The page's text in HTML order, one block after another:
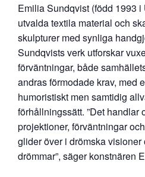
Emilia Sundqvist (född 1993
utvalda textila material och
skulpturer med synliga
Sundqvists verk utforskar
förväntningar, både
andras förmodade krav, med
humoristiskt men samtidig
förhållningssätt. ”Det handlar
projektioner, förväntningar
glider över i drömska
drömmar”, säger konstnären